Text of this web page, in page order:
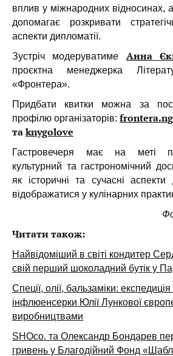
вплив у міжнародних відносинах,
допомагає розкривати
аспекти дипломатії.
Зустріч модеруватиме Анна
проєктна менеджерка
«Фронтера».
Придбати квитки можна за
профілю організаторів:
таknygolove
Гастровечеря має на меті
культурний та гастрономічний
як історичні та сучасні аспекти
відображатися у кулінарних
Читати також:
Найвідоміший в світі кондитер
свій перший шоколадний бутік у
Спеції, олії, бальзаміки:
інфлюенсерки Юлії Лункової
виробництвами
SHOco. та Олександр Бондарев
гривень у Благодійний Фонд